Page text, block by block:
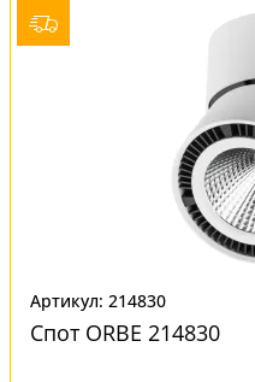
Артикул: 214830
Спот ORBE 214830